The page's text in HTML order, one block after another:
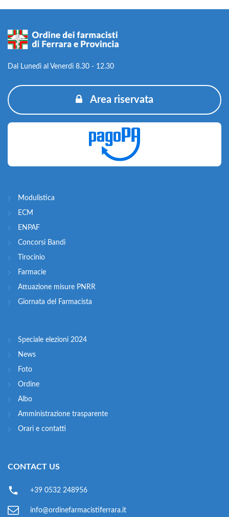
Dal Lunedì al Venerdì 8.30 - 12.30
Area riservata
Modulistica
ECM
ENPAF
Concorsi Bandi
Tirocinio
Farmacie
Attuazione misure PNRR
Giornata del Farmacista
Speciale elezioni 2024
News
Foto
Ordine
Albo
Amministrazione trasparente
Orari e contatti
CONTACT US
+39 0532 248956
info@ordinefarmacistiferrara.it